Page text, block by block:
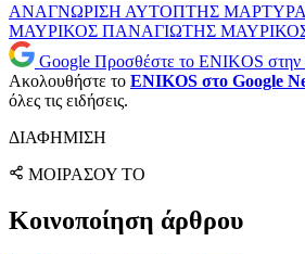
ΑΝΑΓΝΩΡΙΣΗ ΑΥΤΟΠΤΗΣ
ΜΑΥΡΙΚΟΣ ΠΑΝΑΓΙΩΤΗΣ
Google Προσθέστε το ENIKOS στην
Ακολουθήστε το ENIKOS στο Google
όλες τις ειδήσεις.
ΔΙΑΦΗΜΙΣΗ
ΜΟΙΡΑΣΟΥ ΤΟ
Κοινοποίηση άρθρου